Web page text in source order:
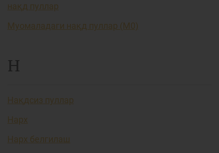
нақд пуллар
Муомаладаги нақд пуллар (М0)
Н
Нақдсиз пуллар
Нарх
Нарх белгилаш